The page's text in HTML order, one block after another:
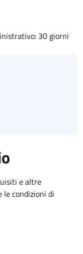
30 giorni
e altre
condizioni di